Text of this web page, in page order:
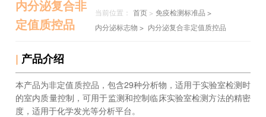
内分泌复合非
定值质控品
当前位置： 首页 > 免疫检测标准品 >
内分泌标志物 > 内分泌复合非定值质控品
产品介绍
本产品为非定值质控品，包含29种分析物，适用于实验室检测时
的室内质量控制，可用于监测和控制临床实验室检测方法的精密
度，适用于化学发光等分析平台。